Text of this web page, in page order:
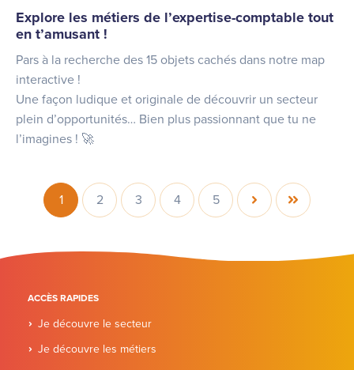
Explore les métiers de l’expertise-comptable tout
en t’amusant !
Pars à la recherche des 15 objets cachés dans notre map
interactive !
Une façon ludique et originale de découvrir un secteur
plein d’opportunités… Bien plus passionnant que tu ne
l’imagines ! 🚀
Pagination
Page
1 Page
2 Page
3 Page
4 Page
5
Page
Dernière
ACCÈS RAPIDES
Je découvre le secteur
Je découvre les métiers